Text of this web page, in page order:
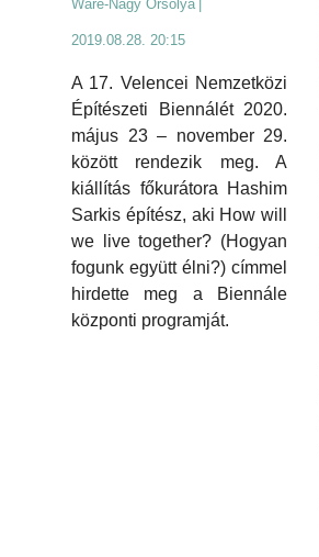
Ware-Nagy Orsolya
2019.08.28. 20:15
A 17. Velencei Nemzetközi
Építészeti Biennálét 2020.
május 23 – november 29.
között rendezik meg. A
kiállítás főkurátora Hashim
Sarkis építész, aki How will
we live together? (Hogyan
fogunk együtt élni?) címmel
hirdette meg a Biennále
központi programját.